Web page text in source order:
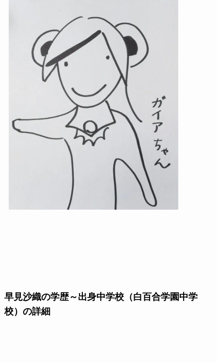
早見沙織の学歴～出身中学校（白百合学園中学
校）の詳細